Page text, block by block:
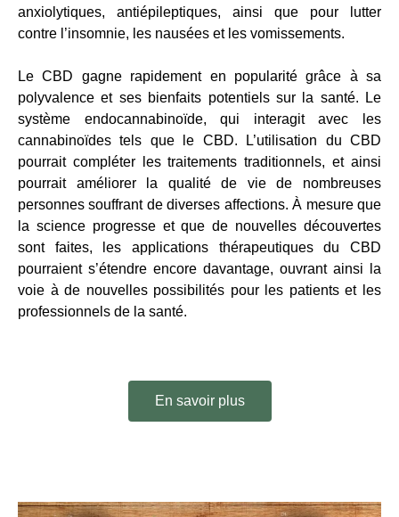
anxiolytiques, antiépileptiques, ainsi que pour lutter
contre l’insomnie, les nausées et les vomissements.
Le CBD gagne rapidement en popularité grâce à sa
polyvalence et ses bienfaits potentiels sur la santé. Le
système endocannabinoïde, qui interagit avec les
cannabinoïdes tels que le CBD. L’utilisation du CBD
pourrait compléter les traitements traditionnels, et ainsi
pourrait améliorer la qualité de vie de nombreuses
personnes souffrant de diverses affections. À mesure que
la science progresse et que de nouvelles découvertes
sont faites, les applications thérapeutiques du CBD
pourraient s’étendre encore davantage, ouvrant ainsi la
voie à de nouvelles possibilités pour les patients et les
professionnels de la santé.
En savoir plus